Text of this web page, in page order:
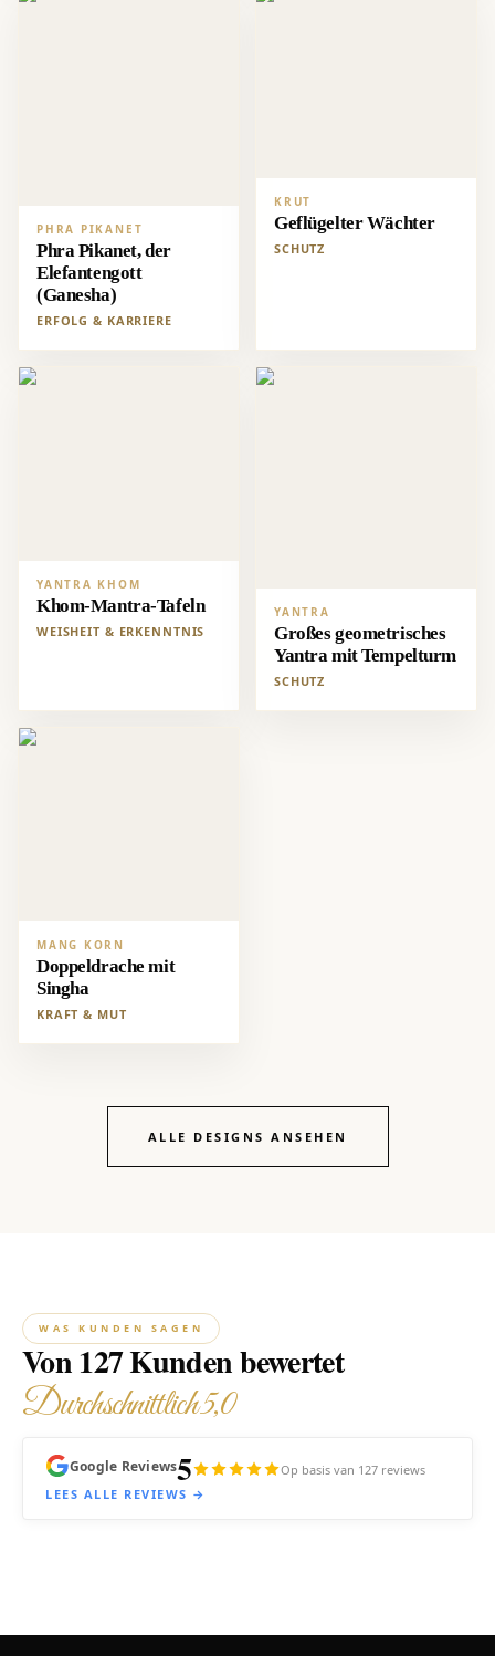
PHRA PIKANET
Phra Pikanet, der
Elefantengott
(Ganesha)
ERFOLG & KARRIERE
KRUT
Geflügelter Wächter
SCHUTZ
YANTRA KHOM
Khom-Mantra-Tafeln
WEISHEIT & ERKENNTNIS
YANTRA
Großes geometrisches
Yantra mit Tempelturm
SCHUTZ
MANG KORN
Doppeldrache mit
Singha
KRAFT & MUT
ALLE DESIGNS ANSEHEN
WAS KUNDEN SAGEN
Von 127 Kunden bewertet
Durchschnittlich 5,0
Google Reviews5
Op basis van 127 reviews
LEES ALLE REVIEWS →